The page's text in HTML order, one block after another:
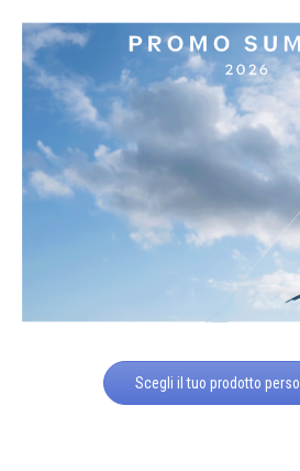
Scegli il tuo prodotto